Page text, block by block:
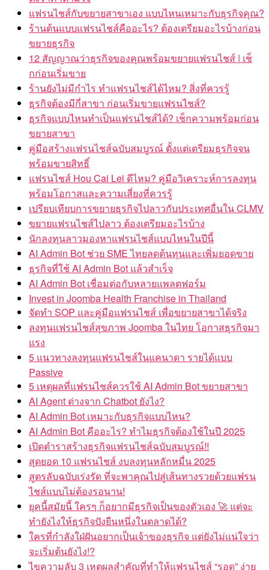
แฟรนไชส์กับขยายสาขาเอง แบบไหนเหมาะกับธุรกิจคุณ?
ร้านต้นแบบแฟรนไชส์คืออะไร? ต้องเตรียมอะไรบ้างก่อน
ขยายธุรกิจ
12 สัญญาณว่าธุรกิจของคุณพร้อมขยายแฟรนไชส์ | เช็
กก่อนเริ่มขาย
ร้านยังไม่มีกำไร ทำแฟรนไชส์ได้ไหม? สิ่งที่ควรรู้
ธุรกิจต้องมีกี่สาขา ก่อนเริ่มขายแฟรนไชส์?
ธุรกิจแบบไหนทำเป็นแฟรนไชส์ได้? เช็กความพร้อมก่อน
ขยายสาขา
คู่มือสร้างแฟรนไชส์ฉบับสมบูรณ์ ตั้งแต่เตรียมธุรกิจจน
พร้อมขายสิทธิ์
แฟรนไชส์ Hou Cai Lei ดีไหม? คู่มือวิเคราะห์การลงทุน
พร้อมโอกาสและความเสี่ยงที่ควรรู้
เปรียบเทียบการขยายธุรกิจไปลาวกับประเทศอื่นใน CLMV
ขยายแฟรนไชส์ไปลาว ต้องเตรียมอะไรบ้าง
นักลงทุนลาวมองหาแฟรนไชส์แบบไหนในปีนี้
AI Admin Bot ช่วย SME ไทยลดต้นทุนและเพิ่มยอดขาย
ธุรกิจที่ใช้ AI Admin Bot แล้วสำเร็จ
AI Admin Bot เชื่อมต่อกับหลายแพลตฟอร์ม
Invest in Joomba Health Franchise in Thailand
จัดทำ SOP และคู่มือแฟรนไชส์ เพื่อขยายสาขาได้จริง
ลงทุนแฟรนไชส์สุขภาพ Joomba ในไทย โอกาสธุรกิจมา
แรง
5 แนวทางลงทุนแฟรนไชส์ในแคนาดา รายได้แบบ
Passive
5 เหตุผลที่แฟรนไชส์ควรใช้ AI Admin Bot ขยายสาขา
AI Agent ต่างจาก Chatbot ยังไง?
AI Admin Bot เหมาะกับธุรกิจแบบไหน?
AI Admin Bot คืออะไร? ทำไมธุรกิจต้องใช้ในปี 2025
เปิดตำราสร้างธุรกิจแฟรนไชส์ฉบับสมบูรณ์!!
สุดยอด 10 แฟรนไชส์ งบลงทุนหลักหมื่น 2025
สูตรลับฉบับเร่งรัด ที่จะพาคุณไปสู่เส้นทางรวยด้วยแฟรน
ไชส์แบบไม่ต้องรอนาน!
ยุคนี้สมัยนี้ ใครๆ ก็อยากมีธุรกิจเป็นของตัวเอง 🚀 แต่จะ
ทำยังไงให้ธุรกิจปังยืนหนึ่งในตลาดได้?
ใครที่กำลังใฝ่ฝันอยากเป็นเจ้าของธุรกิจ แต่ยังไม่แน่ใจว่า
จะเริ่มต้นยังไง!?
ไขความลับ 3 เหตุผลสำคัญที่ทำให้แฟรนไชส์ “รอด” ง่าย